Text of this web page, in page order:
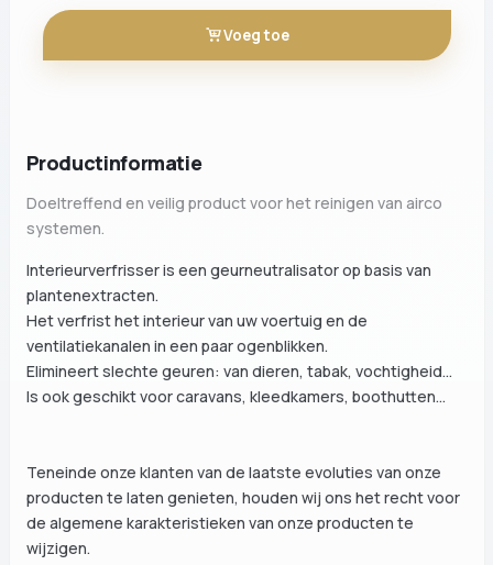
Voeg toe
Productinformatie
Doeltreffend en veilig product voor het reinigen van airco
systemen.
Interieurverfrisser is een geurneutralisator op basis van
plantenextracten.
Het verfrist het interieur van uw voertuig en de
ventilatiekanalen in een paar ogenblikken.
Elimineert slechte geuren: van dieren, tabak, vochtigheid...
Is ook geschikt voor caravans, kleedkamers, boothutten...
Teneinde onze klanten van de laatste evoluties van onze
producten te laten genieten, houden wij ons het recht voor
de algemene karakteristieken van onze producten te
wijzigen.